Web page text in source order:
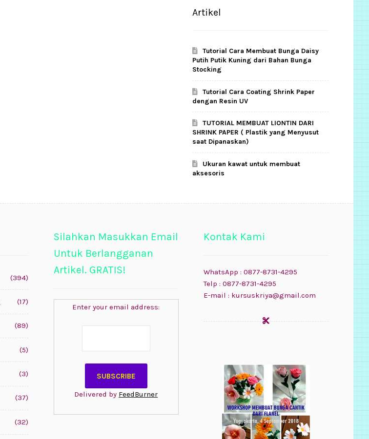
Artikel
Tutorial Cara Membuat Bunga Daisy
Putih Putik Kuning dari Bahan Bunga
Stocking
Tutorial Cara Coating Shrink Paper
dengan Resin UV
TUTORIAL MEMBUAT LIONTIN DARI
SHRINK PAPER ( Plastik yang Menyusut
saat Dipanaskan)
Ukuran kawat untuk membuat
aksesoris
(394)
(17)
(89)
(5)
(3)
(37)
(32)
Silahkan Masukkan Email
Untuk Berlangganan
Artikel. GRATIS!
Enter your email address:
Delivered by FeedBurner
Kontak Kami
WhatsApp : 0877-8731-4295
Telp : 0877-8731-4295
E-mail : kursuskriya@gmail.com